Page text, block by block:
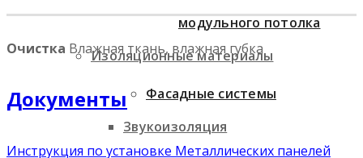
Изоляционные материалы
Звукоизоляция
модульного потолка
Фасадные системы
Очистка Влажная ткань, влажная губка
Документы
Инструкция по установке Металлических панелей